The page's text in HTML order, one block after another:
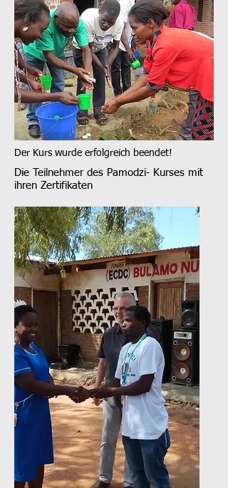
Der Kurs wurde erfolgreich beendet!
Die Teilnehmer des Pamodzi- Kurses mit
ihren Zertifikaten